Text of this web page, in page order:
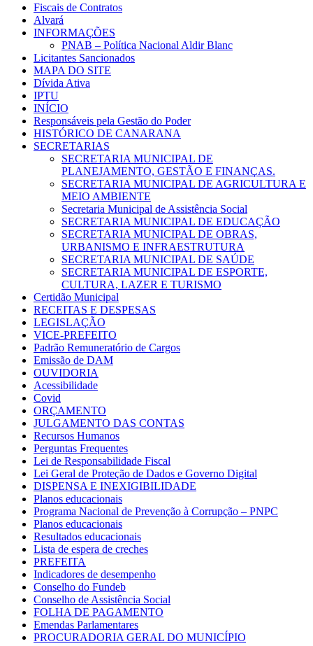
Fiscais de Contratos
Alvará
INFORMAÇÕES
PNAB – Política Nacional Aldir Blanc
Licitantes Sancionados
MAPA DO SITE
Dívida Ativa
IPTU
INÍCIO
Responsáveis pela Gestão do Poder
HISTÓRICO DE CANARANA
SECRETARIAS
SECRETARIA MUNICIPAL DE
PLANEJAMENTO, GESTÃO E FINANÇAS.
SECRETARIA MUNICIPAL DE AGRICULTURA E
MEIO AMBIENTE
Secretaria Municipal de Assistência Social
SECRETARIA MUNICIPAL DE EDUCAÇÃO
SECRETARIA MUNICIPAL DE OBRAS,
URBANISMO E INFRAESTRUTURA
SECRETARIA MUNICIPAL DE SAÚDE
SECRETARIA MUNICIPAL DE ESPORTE,
CULTURA, LAZER E TURISMO
Certidão Municipal
RECEITAS E DESPESAS
LEGISLAÇÃO
VICE-PREFEITO
Padrão Remuneratório de Cargos
Emissão de DAM
OUVIDORIA
Acessibilidade
Covid
ORÇAMENTO
JULGAMENTO DAS CONTAS
Recursos Humanos
Perguntas Frequentes
Lei de Responsabilidade Fiscal
Lei Geral de Proteção de Dados e Governo Digital
DISPENSA E INEXIGIBILIDADE
Planos educacionais
Programa Nacional de Prevenção à Corrupção – PNPC
Planos educacionais
Resultados educacionais
Lista de espera de creches
PREFEITA
Indicadores de desempenho
Conselho do Fundeb
Conselho de Assistência Social
FOLHA DE PAGAMENTO
Emendas Parlamentares
PROCURADORIA GERAL DO MUNICÍPIO